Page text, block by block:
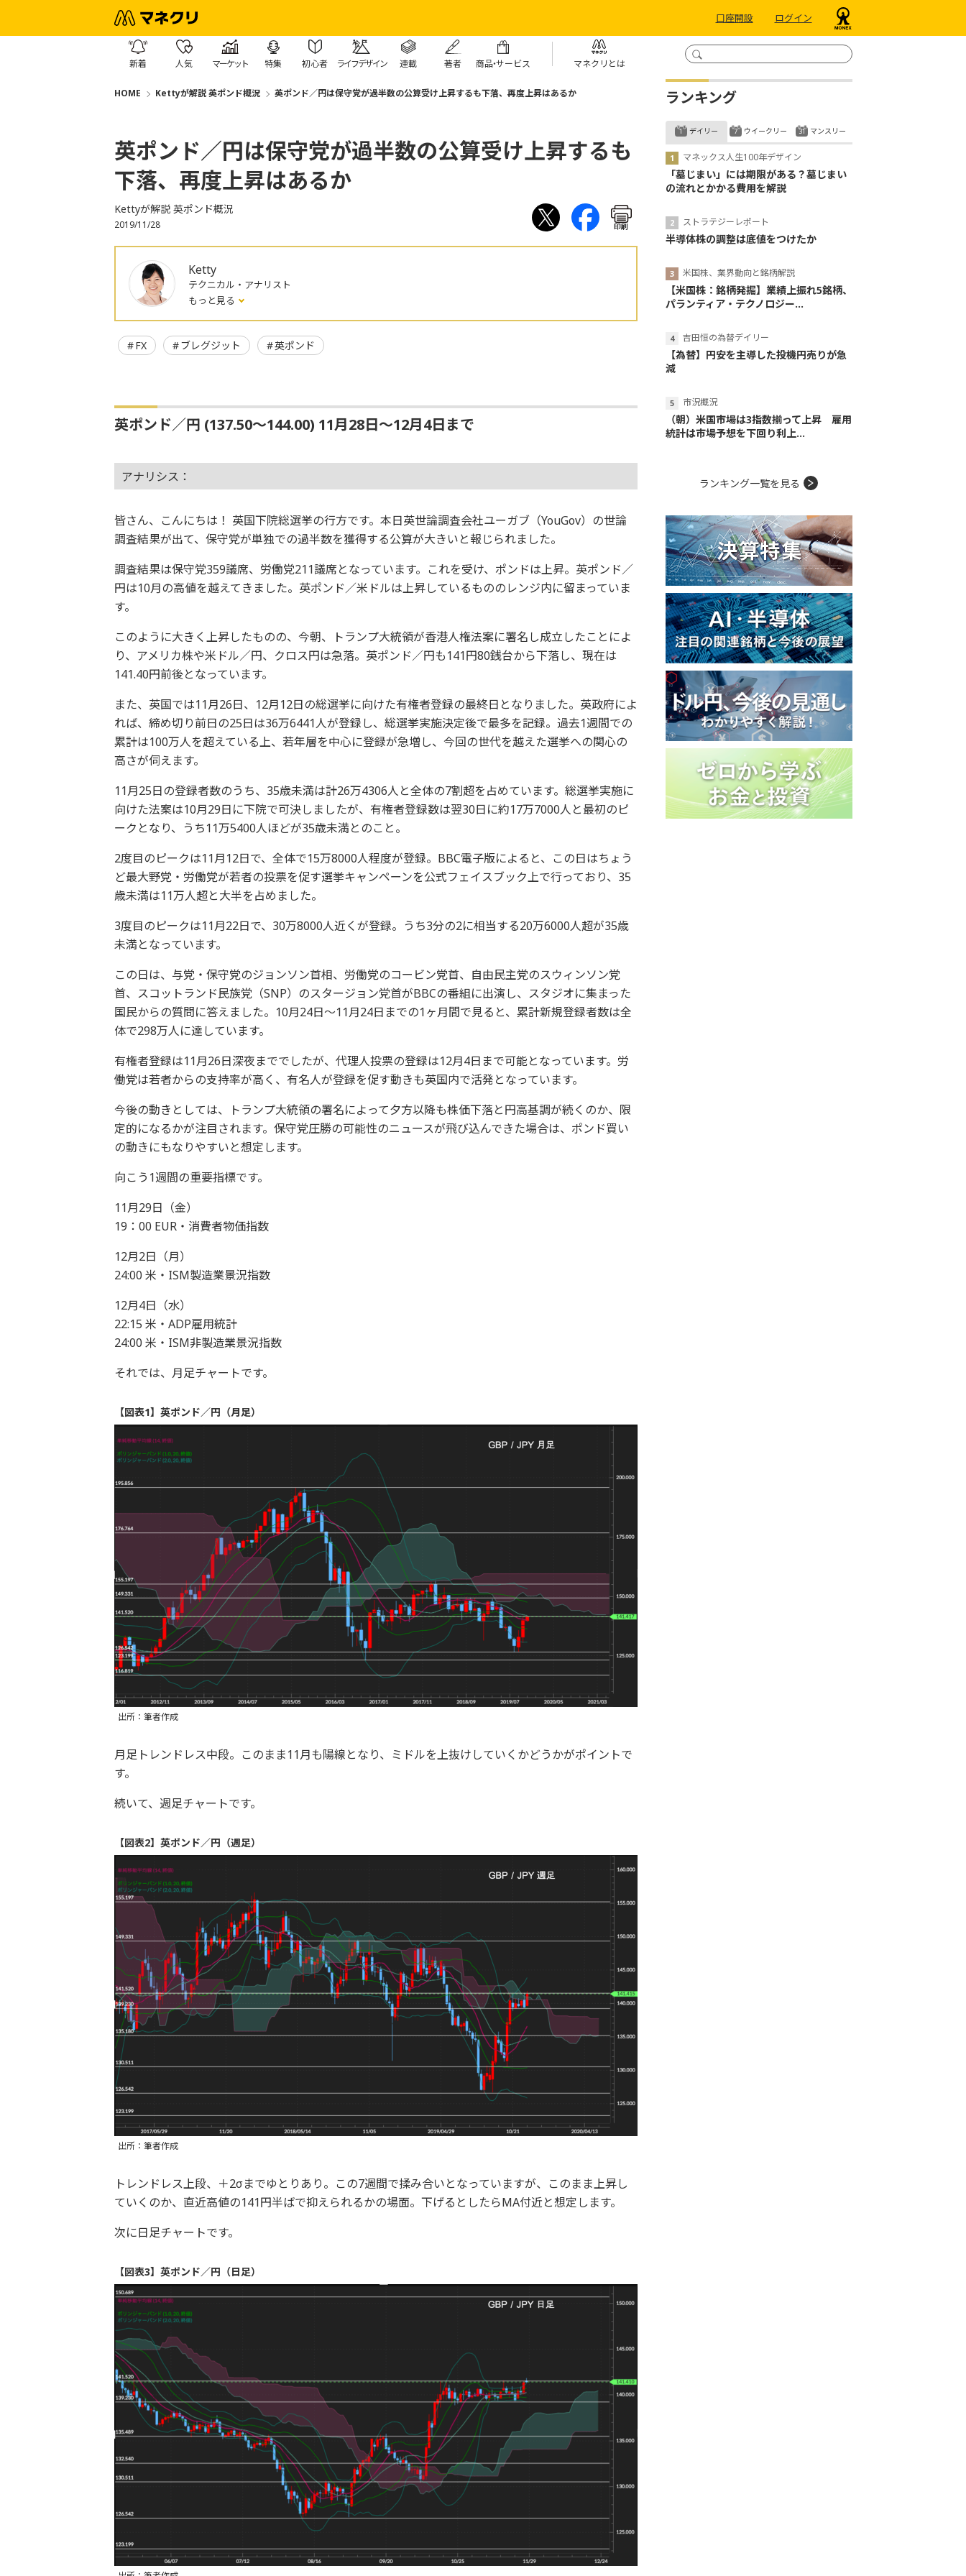
口座開設 ログイン
新着 人気 マーケット 特集 初心者 ライフデザイン 連載 著者 商品・サービス マネクリとは
HOME Kettyが解説 英ポンド概況 英ポンド／円は保守党が過半数の公算受け上昇するも下落、再度上昇はあるか
英ポンド／円は保守党が過半数の公算受け上昇するも
下落、再度上昇はあるか
Kettyが解説 英ポンド概況
2019/11/28 印刷
Ketty
テクニカル・アナリスト
もっと見る
FX ブレグジット 英ポンド
英ポンド／円 (137.50～144.00) 11月28日〜12月4日まで
アナリシス：
皆さん、こんにちは！ 英国下院総選挙の行方です。本日英世論調査会社ユーガブ（YouGov）の世論
調査結果が出て、保守党が単独での過半数を獲得する公算が大きいと報じられました。
調査結果は保守党359議席、労働党211議席となっています。これを受け、ポンドは上昇。英ポンド／
円は10月の高値を越えてきました。英ポンド／米ドルは上昇しているもののレンジ内に留まっていま
す。
このように大きく上昇したものの、今朝、トランプ大統領が香港人権法案に署名し成立したことによ
り、アメリカ株や米ドル／円、クロス円は急落。英ポンド／円も141円80銭台から下落し、現在は
141.40円前後となっています。
また、英国では11月26日、12月12日の総選挙に向けた有権者登録の最終日となりました。英政府によ
れば、締め切り前日の25日は36万6441人が登録し、総選挙実施決定後で最多を記録。過去1週間での
累計は100万人を超えている上、若年層を中心に登録が急増し、今回の世代を越えた選挙への関心の
高さが伺えます。
11月25日の登録者数のうち、35歳未満は計26万4306人と全体の7割超を占めています。総選挙実施に
向けた法案は10月29日に下院で可決しましたが、有権者登録数は翌30日に約17万7000人と最初のピ
ークとなり、うち11万5400人ほどが35歳未満とのこと。
2度目のピークは11月12日で、全体で15万8000人程度が登録。BBC電子版によると、この日はちょう
ど最大野党・労働党が若者の投票を促す選挙キャンペーンを公式フェイスブック上で行っており、35
歳未満は11万人超と大半を占めました。
3度目のピークは11月22日で、30万8000人近くが登録。うち3分の2に相当する20万6000人超が35歳
未満となっています。
この日は、与党・保守党のジョンソン首相、労働党のコービン党首、自由民主党のスウィンソン党
首、スコットランド民族党（SNP）のスタージョン党首がBBCの番組に出演し、スタジオに集まった
国民からの質問に答えました。10月24日～11月24日までの1ヶ月間で見ると、累計新規登録者数は全
体で298万人に達しています。
有権者登録は11月26日深夜まででしたが、代理人投票の登録は12月4日まで可能となっています。労
働党は若者からの支持率が高く、有名人が登録を促す動きも英国内で活発となっています。
今後の動きとしては、トランプ大統領の署名によって夕方以降も株価下落と円高基調が続くのか、限
定的になるかが注目されます。保守党圧勝の可能性のニュースが飛び込んできた場合は、ポンド買い
の動きにもなりやすいと想定します。
向こう1週間の重要指標です。
11月29日（金）
19：00 EUR・消費者物価指数
12月2日（月）
24:00 米・ISM製造業景況指数
12月4日（水）
22:15 米・ADP雇用統計
24:00 米・ISM非製造業景況指数
それでは、月足チャートです。
【図表1】英ポンド／円（月足）
出所：筆者作成
月足トレンドレス中段。このまま11月も陽線となり、ミドルを上抜けしていくかどうかがポイントで
す。
続いて、週足チャートです。
【図表2】英ポンド／円（週足）
出所：筆者作成
トレンドレス上段、＋2σまでゆとりあり。この7週間で揉み合いとなっていますが、このまま上昇し
ていくのか、直近高値の141円半ばで抑えられるかの場面。下げるとしたらMA付近と想定します。
次に日足チャートです。
【図表3】英ポンド／円（日足）
ランキング
デイリー
マネックス人生100年デザイン
「墓じまい」には期限がある？墓じまい
の流れとかかる費用を解説
ストラテジーレポート
半導体株の調整は底値をつけたか
米国株、業界動向と銘柄解説
【米国株：銘柄発掘】業績上振れ5銘柄、
パランティア・テクノロジー...
吉田恒の為替デイリー
【為替】円安を主導した投機円売りが急
減
市況概況
（朝）米国市場は3指数揃って上昇 雇用
統計は市場予想を下回り利上...
ウイークリー マンスリー
ランキング一覧を見る